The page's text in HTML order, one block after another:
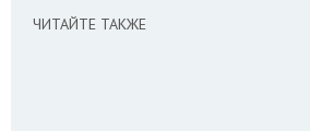
ЧИТАЙТЕ ТАКЖЕ